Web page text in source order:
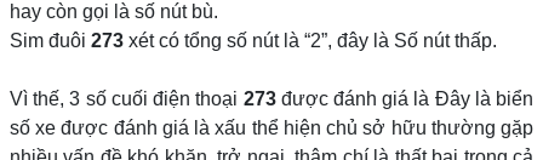
hay còn gọi là số nút bù.
Sim đuôi 273 xét có tổng số nút là “2”, đây là Số nút thấp.
Vì thế, 3 số cuối điện thoại 273được đánh giá là Đây là biển
số xe được đánh giá là xấu thể hiện chủ sở hữu thường gặp